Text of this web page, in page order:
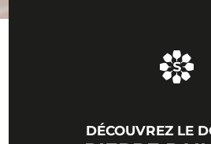
DÉCOUVREZ LE